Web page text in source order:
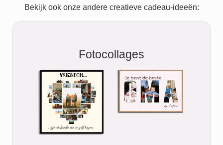
Bekijk ook onze andere creatieve cadeau-ideeën:
Fotocollages